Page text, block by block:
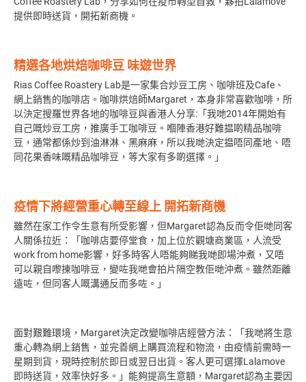
提供即時送貨，開拓新商機。
精選各地烘焙咖啡豆 味遊世界
Rias Coffee Roastery Lab是一家集合炒豆工房、咖啡班及Cafe、
網上銷售的咖啡店。咖啡烘焙師Margaret，本身非常喜歡咖啡，所
以決定搜羅世界各地的咖啡豆與香港人分享:「我哋2014年開始有
自己嘅炒豆工房，推廣手工咖啡豆。嗰陣香港好難揾啲精品咖啡
豆，通常都係炒到油淋淋、黑麻麻，所以我哋決定揾唔同產地、唔
同花果香味嘅精品咖啡豆，等大家有多啲選擇。」
疫情下將經營重心轉至線上 開拓新商機
雖然在家工作令生意有所受影響，但Margaret認為反而令佢哋同客
人關係拉近：「咖啡店要停堂食，加上位於觀塘商業區，人流受
work from home影響，好多時客人唔能夠睇我哋即場沖煮，又唔
可以親自嚟㨂咖啡豆，變咗我哋會拍片隔空教佢哋沖煮。雖然距離
遠咗，但同客人嘅溝通反而多咗。」
面對艱難環境，Margaret決定改變咖啡店經營方法：「我哋將生意
重心轉為網上銷售，並完善網上購買流程和物流，由疫情前需時一
星期到貨，現時控制於即日或翌日出貨。客人更可選擇Lalamove
即時送貨，效率快好多。」能夠提高生意額，Margaret認為主要因